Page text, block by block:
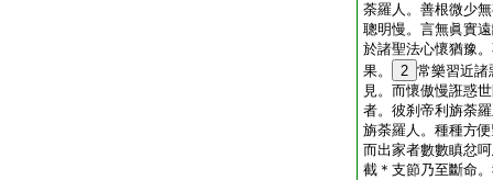
荼羅人。善根微少
聰明慢。言無眞實
於諸聖法心懷猶豫
果。
2 常樂習近諸
見。而懷傲慢誑惑
者。彼刹帝利旃荼
旃荼羅人。種種方
而出家者數數瞋忿
截＊支節乃至斷命